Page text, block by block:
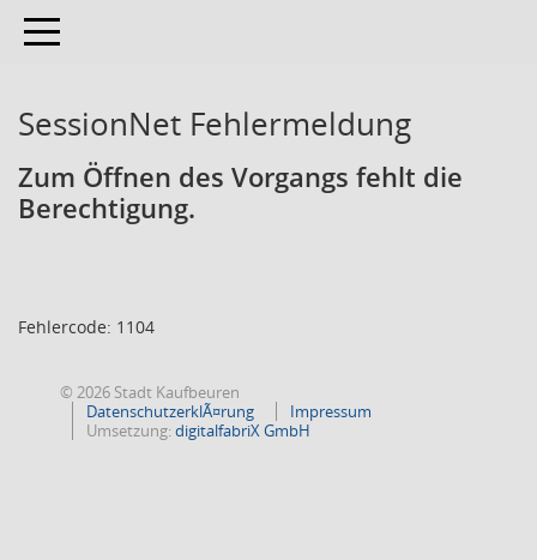
Toggle navigation
SessionNet Fehlermeldung
Zum Öffnen des Vorgangs fehlt die
Berechtigung.
Fehlercode: 1104
© 2026 Stadt Kaufbeuren
DatenschutzerklÃ¤rung
Impressum
Umsetzung:digitalfabriX GmbH